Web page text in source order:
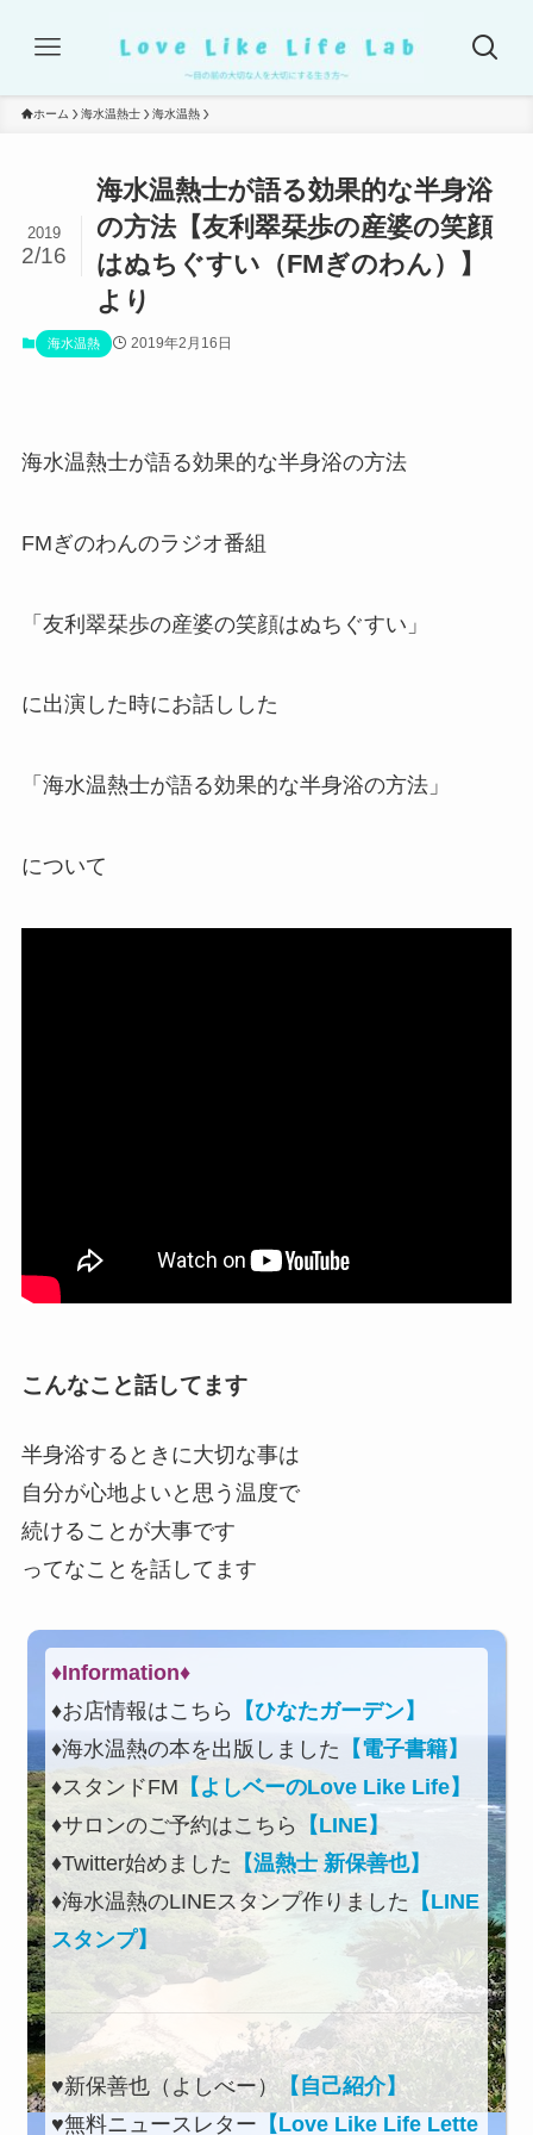
ホーム 海水温熱士 海水温熱
海水温熱士が語る効果的な半身浴
の方法【友利翠栞歩の産婆の笑顔
はぬちぐすい（FMぎのわん）】
より
2019
2/16
海水温熱 2019年2月16日
海水温熱士が語る効果的な半身浴の方法
FMぎのわんのラジオ番組
「友利翠栞歩の産婆の笑顔はぬちぐすい」
に出演した時にお話しした
「海水温熱士が語る効果的な半身浴の方法」
について
こんなこと話してます
半身浴するときに大切な事は
自分が心地よいと思う温度で
続けることが大事です
ってなことを話してます
♦Information♦︎
♦お店情報はこちら
【ひなたガーデン】
♦海水温熱の本を出版しました 【電子書籍】
♦スタンドFM 【よしベーのLove Like Life】
♦サロンのご予約はこちら
【LINE】
♦Twitter始めました 【温熱士 新保善也】
♦海水温熱のLINEスタンプ作りました 【LINE
スタンプ】
♥新保善也（よしべー） 【自己紹介】
♥無料ニュースレター 【Love Like Life Lette